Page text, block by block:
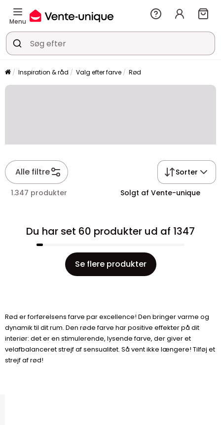
Menu
Inspiration & råd Valg efter farve Rød
Alle filtre Sorter
1.347 produkter Solgt af Vente-unique
Du har set 60 produkter ud af 1347
Se flere produkter
Rød er forførelsens farve par excellence! Den bringer varme og
dynamik til dit rum. Den røde farve har positive effekter på dit
interiør: det er en stimulerende, lysende farve, der giver et
velafbalanceret strejf af sensualitet. Så vent ikke længere! Tilføj et
strejf af rød!